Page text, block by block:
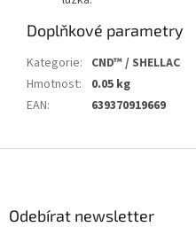
Doplňkové parametry
Kategorie: CND™ / SHELLAC
Hmotnost:
0.05 kg
EAN: 639370919669
Odebírat newsletter